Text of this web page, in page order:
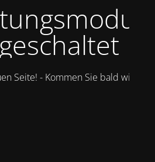
Seite! - Kommen Sie bald wieder.